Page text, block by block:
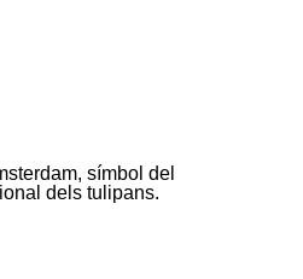
símbol del
dels tulipans.